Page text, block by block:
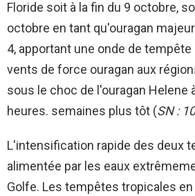
Floride soit à la fin du 9 octobre,
octobre en tant qu'ouragan
4, apportant une onde de
vents de force ouragan aux
sous le choc de l'ouragan Helene
heures. semaines plus tôt (SN :
L'intensification rapide des deux
alimentée par les eaux
Golfe. Les tempêtes tropicales